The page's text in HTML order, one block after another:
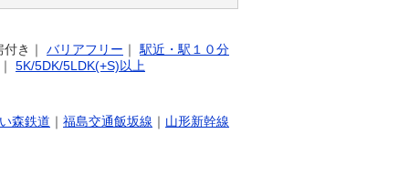
付き ｜ バリアフリー ｜ 駅近・駅１０分
｜ 5K/5DK/5LDK(+S)以上
森鉄道 ｜ 福島交通飯坂線 ｜ 山形新幹線